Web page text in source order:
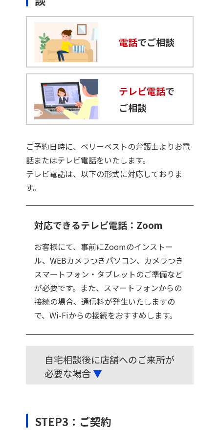
電話でご相談
テレビ電話で
ご相談
ご予約日時に、ベリーベストの弁護士よりお電
話またはテレビ電話をいたします。
テレビ電話は、以下の形式に対応しておりま
す。
対応できるテレビ電話：Zoom
お客様にて、事前にZoomのインストー
ル、WEBカメラつきパソコン、カメラつき
スマートフォン・タブレットのご準備など
が必要です。また、スマートフォンからの
接続の場合、通信料が発生いたしますの
で、Wi-Fiからの接続をおすすめします。
自宅相談後に店舗へのご来所が
必要な場合▼
STEP3：ご契約